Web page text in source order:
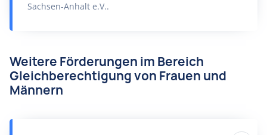
Sachsen-Anhalt e.V..
Weitere Förderungen im Bereich
Gleichberechtigung von Frauen und
Männern